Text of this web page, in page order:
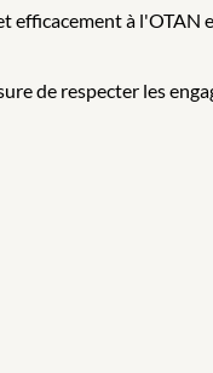
efficacement à
de respecter les